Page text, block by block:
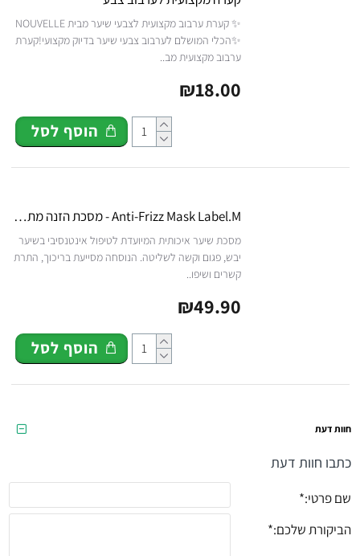
✨ קערת ערבוב מקצועית לצבעי שיער מבית NOUVELLE
✨הכלי המושלם לערבוב צבעי שיער בדיוק מקצועי!קערת
ערבוב מקצועית מב..
₪18.00
הוסף לסל
Anti-Frizz Mask Label.M - מסכת הזנה מתקדמת
מסכת שיער איכותית המיועדת לטיפול אינטנסיבי בשיער
יבש, פגום וקשה לשליטה. הנוסחה מסייעת בריכוך, התרת
קשרים ושיפו..
₪49.90
הוסף לסל
חוות דעת
כתבו חוות דעת
שם פרטי:
הביקורת שלכם: